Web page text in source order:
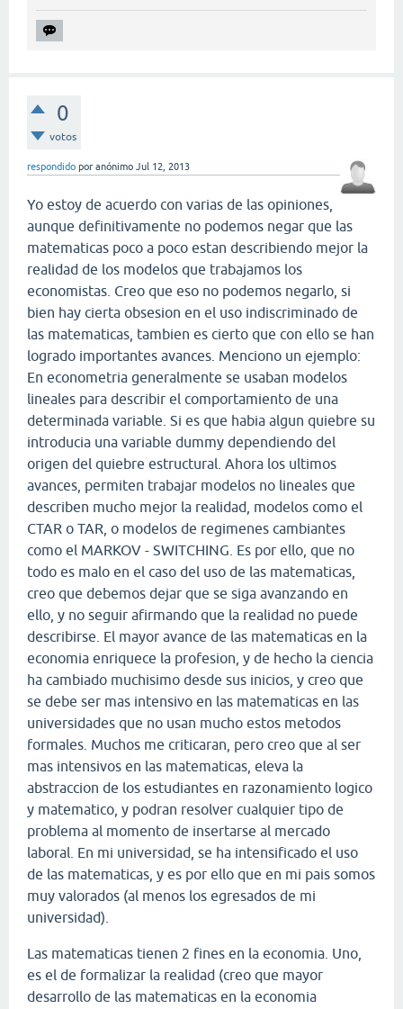
0
votos
respondido por anónimo Jul 12, 2013
Yo estoy de acuerdo con varias de las opiniones,
aunque definitivamente no podemos negar que las
matematicas poco a poco estan describiendo mejor la
realidad de los modelos que trabajamos los
economistas. Creo que eso no podemos negarlo, si
bien hay cierta obsesion en el uso indiscriminado de
las matematicas, tambien es cierto que con ello se han
logrado importantes avances. Menciono un ejemplo:
En econometria generalmente se usaban modelos
lineales para describir el comportamiento de una
determinada variable. Si es que habia algun quiebre su
introducia una variable dummy dependiendo del
origen del quiebre estructural. Ahora los ultimos
avances, permiten trabajar modelos no lineales que
describen mucho mejor la realidad, modelos como el
CTAR o TAR, o modelos de regimenes cambiantes
como el MARKOV - SWITCHING. Es por ello, que no
todo es malo en el caso del uso de las matematicas,
creo que debemos dejar que se siga avanzando en
ello, y no seguir afirmando que la realidad no puede
describirse. El mayor avance de las matematicas en la
economia enriquece la profesion, y de hecho la ciencia
ha cambiado muchisimo desde sus inicios, y creo que
se debe ser mas intensivo en las matematicas en las
universidades que no usan mucho estos metodos
formales. Muchos me criticaran, pero creo que al ser
mas intensivos en las matematicas, eleva la
abstraccion de los estudiantes en razonamiento logico
y matematico, y podran resolver cualquier tipo de
problema al momento de insertarse al mercado
laboral. En mi universidad, se ha intensificado el uso
de las matematicas, y es por ello que en mi pais somos
muy valorados (al menos los egresados de mi
universidad).
Las matematicas tienen 2 fines en la economia. Uno,
es el de formalizar la realidad (creo que mayor
desarrollo de las matematicas en la economia